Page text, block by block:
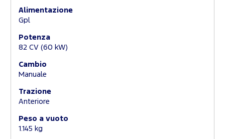
Alimentazione
Gpl
Potenza
82 CV (60 kW)
Cambio
Manuale
Trazione
Anteriore
Peso a vuoto
1.145 kg